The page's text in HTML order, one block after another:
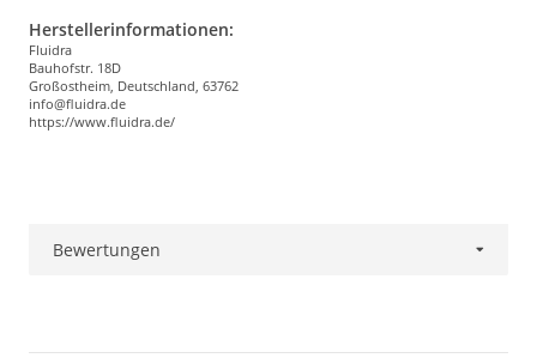
Herstellerinformationen:
Fluidra
Bauhofstr. 18D
Großostheim, Deutschland, 63762
info@fluidra.de
https://www.fluidra.de/
Bewertungen